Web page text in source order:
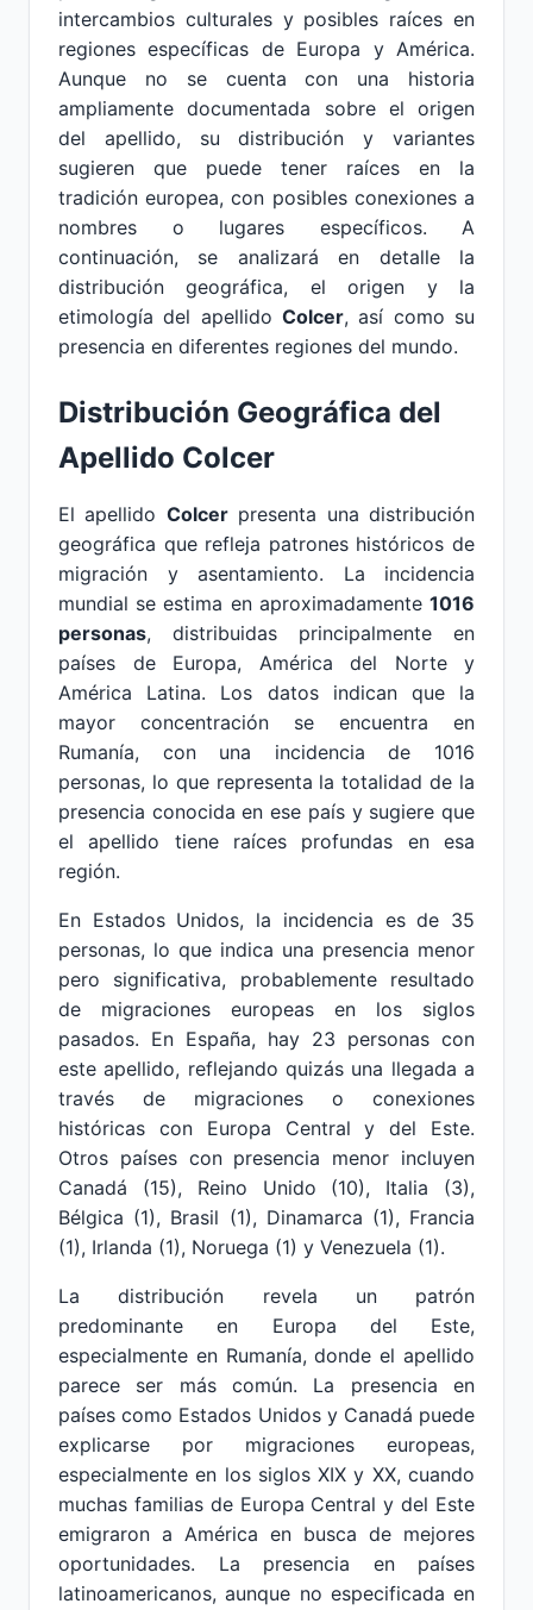
intercambios culturales y posibles raíces en
regiones específicas de Europa y América.
Aunque no se cuenta con una historia
ampliamente documentada sobre el origen
del apellido, su distribución y variantes
sugieren que puede tener raíces en la
tradición europea, con posibles conexiones a
nombres o lugares específicos. A
continuación, se analizará en detalle la
distribución geográfica, el origen y la
etimología del apellido Colcer, así como su
presencia en diferentes regiones del mundo.
Distribución Geográfica del
Apellido Colcer
El apellido Colcerpresenta una distribución
geográfica que refleja patrones históricos de
migración y asentamiento. La incidencia
mundial se estima en aproximadamente 1016
personas, distribuidas principalmente en
países de Europa, América del Norte y
América Latina. Los datos indican que la
mayor concentración se encuentra en
Rumanía, con una incidencia de 1016
personas, lo que representa la totalidad de la
presencia conocida en ese país y sugiere que
el apellido tiene raíces profundas en esa
región.
En Estados Unidos, la incidencia es de 35
personas, lo que indica una presencia menor
pero significativa, probablemente resultado
de migraciones europeas en los siglos
pasados. En España, hay 23 personas con
este apellido, reflejando quizás una llegada a
través de migraciones o conexiones
históricas con Europa Central y del Este.
Otros países con presencia menor incluyen
Canadá (15), Reino Unido (10), Italia (3),
Bélgica (1), Brasil (1), Dinamarca (1), Francia
(1), Irlanda (1), Noruega (1) y Venezuela (1).
La distribución revela un patrón
predominante en Europa del Este,
especialmente en Rumanía, donde el apellido
parece ser más común. La presencia en
países como Estados Unidos y Canadá puede
explicarse por migraciones europeas,
especialmente en los siglos XIX y XX, cuando
muchas familias de Europa Central y del Este
emigraron a América en busca de mejores
oportunidades. La presencia en países
latinoamericanos, aunque no especificada en